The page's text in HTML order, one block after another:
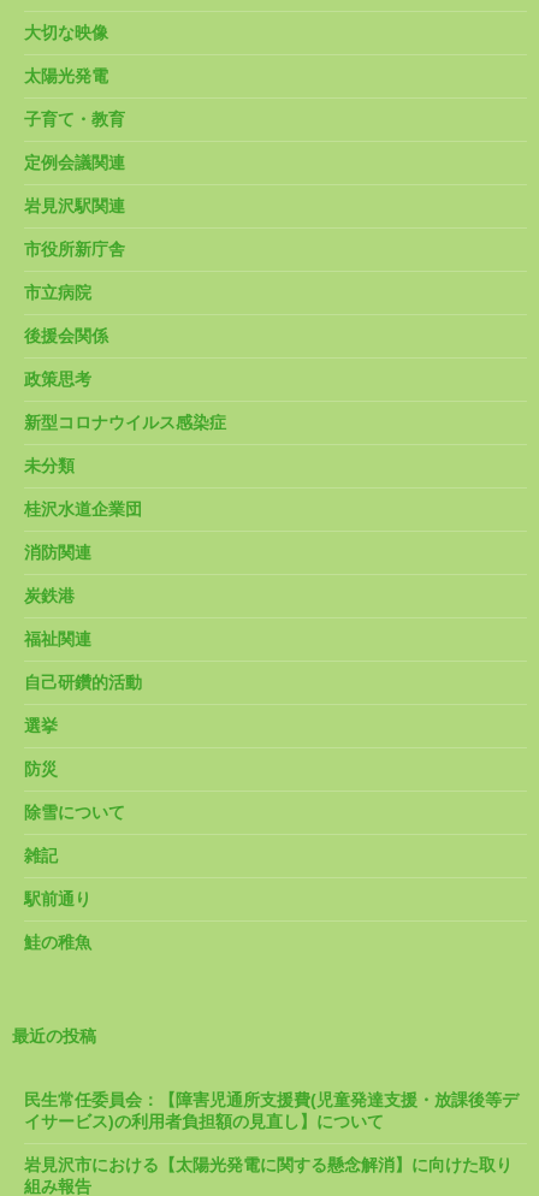
大切な映像
太陽光発電
子育て・教育
定例会議関連
岩見沢駅関連
市役所新庁舎
市立病院
後援会関係
政策思考
新型コロナウイルス感染症
未分類
桂沢水道企業団
消防関連
炭鉄港
福祉関連
自己研鑽的活動
選挙
防災
除雪について
雑記
駅前通り
鮭の稚魚
最近の投稿
民生常任委員会：【障害児通所支援費(児童発達支援・放課後等デ
イサービス)の利用者負担額の見直し】について
岩見沢市における【太陽光発電に関する懸念解消】に向けた取り
組み報告